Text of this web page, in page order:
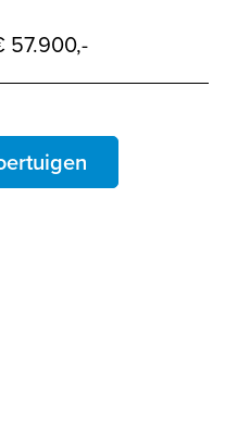
57.900,-